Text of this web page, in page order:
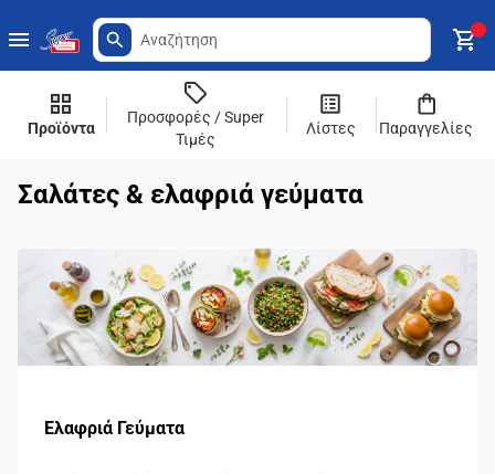
Προϊόντα
Προσφορές / Super
Τιμές
Λίστες Παραγγελίες
Σαλάτες & ελαφριά γεύματα
Ελαφριά Γεύματα